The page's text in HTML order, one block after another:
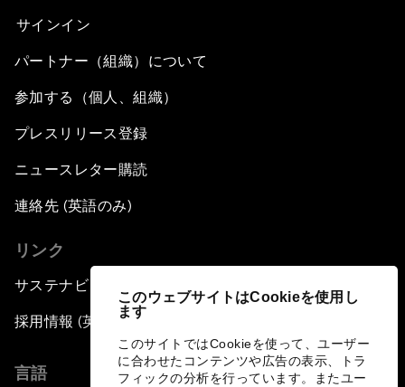
このウェブサイトはCookieを使用し
ます
このサイトではCookieを使って、ユーザー
に合わせたコンテンツや広告の表示、トラ
フィックの分析を行っています。またユー
サインイン
パートナー（組織）について
参加する（個人、組織）
プレスリリース登録
ニュースレター購読
連絡先 (英語のみ)
リンク
サステナビリティへの取り組み
採用情報 (英語のみ)
言語